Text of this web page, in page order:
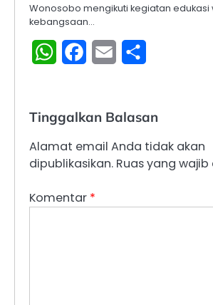
Wonosobo mengikuti kegiatan edukasi
kebangsaan…
WhatsAppFacebook
Email
Tinggalkan Balasan
Alamat email Anda tidak akan
dipublikasikan. Ruas yang
Komentar *